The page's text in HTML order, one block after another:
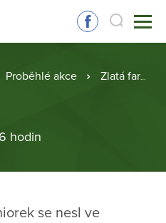
Proběhlé akce Zlatá farma
hodin
se nesl ve